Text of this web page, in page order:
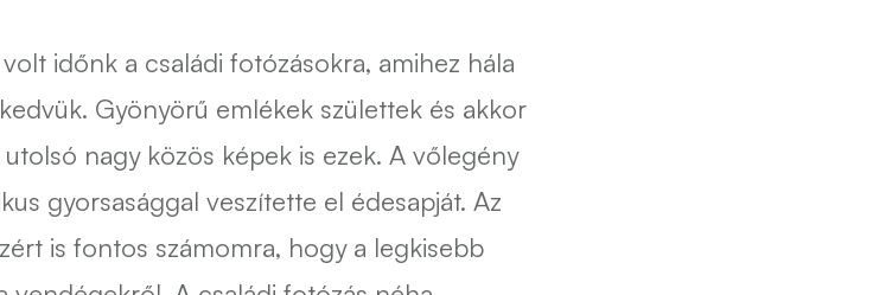
időnk a családi fotózásokra, amihez hála
Gyönyörű emlékek születtek és akkor
nagy közös képek is ezek. A vőlegény
gyorsasággal veszítette el édesapját. Az
is fontos számomra, hogy a legkisebb